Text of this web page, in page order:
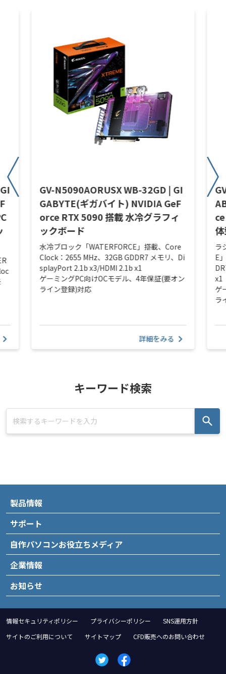
GV-N5090AORUSX WB-32GD | GI
GABYTE(ギガバイト) NVIDIA GeF
orce RTX 5090 搭載 水冷グラフィ
ックボード
水冷ブロック「WATERFORCE」搭載、Core
Clock：2655 MHz、32GB GDDR7 メモリ、Di
splayPort 2.1b x3/HDMI 2.1b x1
ゲーミングPC向けOCモデル、4年保証(要オン
ライン登録)対応
詳細をみる
ラ
E
x1
ゲ
ラ
キーワード検索
製品情報
サポート
自作パソコンお役立ちメディア
企業情報
お知らせ
情報セキュリティポリシー プライバシーポリシー
SNS運用方針
サイトのご利用について
サイトマップ CFD販売へのお問い合わせ